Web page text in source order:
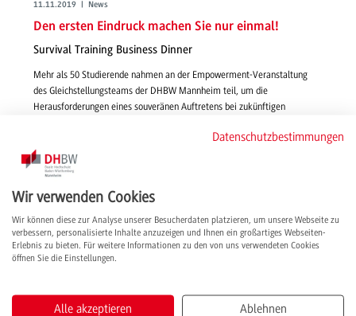
11.11.2019 | News
Den ersten Eindruck machen Sie nur einmal!
Survival Training Business Dinner
Mehr als 50 Studierende nahmen an der Empowerment-Veranstaltung
des Gleichstellungsteams der DHBW Mannheim teil, um die
Herausforderungen eines souveränen Auftretens bei zukünftigen
weiterlesen
Datenschutzbestimmungen
Wir verwenden Cookies
Wir können diese zur Analyse unserer Besucherdaten platzieren, um unsere Webseite zu
verbessern, personalisierte Inhalte anzuzeigen und Ihnen ein großartiges Webseiten-
Erlebnis zu bieten. Für weitere Informationen zu den von uns verwendeten Cookies
öffnen Sie die Einstellungen.
Alle akzeptieren Ablehnen